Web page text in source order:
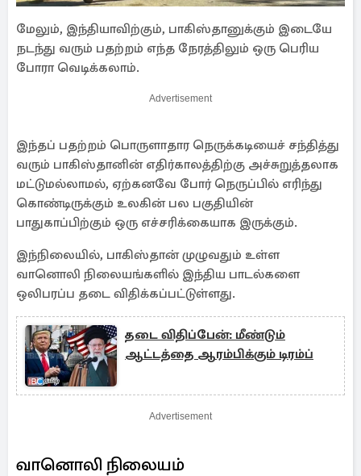
மேலும், இந்தியாவிற்கும், பாகிஸ்தானுக்கும் இடையே
நடந்து வரும் பதற்றம் எந்த நேரத்திலும் ஒரு பெரிய
போரா வெடிக்கலாம்.
Advertisement
இந்தப் பதற்றம் பொருளாதார நெருக்கடியைச் சந்தித்து
வரும் பாகிஸ்தானின் எதிர்காலத்திற்கு அச்சுறுத்தலாக
மட்டுமல்லாமல், ஏற்கனவே போர் நெருப்பில் எரிந்து
கொண்டிருக்கும் உலகின் பல பகுதியின்
பாதுகாப்பிற்கும் ஒரு எச்சரிக்கையாக இருக்கும்.
இந்நிலையில், பாகிஸ்தான் முழுவதும் உள்ள
வானொலி நிலையங்களில் இந்திய பாடல்களை
ஒலிபரப்ப தடை விதிக்கப்பட்டுள்ளது.
தடை விதிப்பேன்: மீண்டும்
ஆட்டத்தை ஆரம்பிக்கும் டிரம்ப்
Advertisement
வானொலி நிலையம்